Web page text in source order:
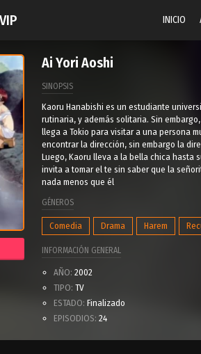
INICIO
Ai Yori Aoshi
SINOPSIS
Kaoru Hanabishi es un estudiante
rutinaria, y además solitaria. Sin
llega a Tokio para visitar a una persona
encontrar la dirección, sin embargo la
Luego, Kaoru lleva a la bella chica hasta
invita a tomar el te sin saber que la
nada menos que él
GÉNEROS
Comedia Drama Harem
INFORMACIÓN GENERAL
AÑO: 2002
TIPO: TV
ESTADO: Finalizado
EPISODIOS: 24